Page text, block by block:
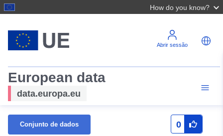
How do you know?
Abrir sessão
European data
data.europa.eu
Conjunto de dados 0